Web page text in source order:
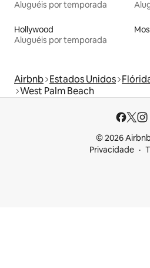
Aluguéis por temporada
Hollywood
Aluguéis por temporada
Airbnb Estados Unidos
West Palm Beach
© 2026
Privacidade